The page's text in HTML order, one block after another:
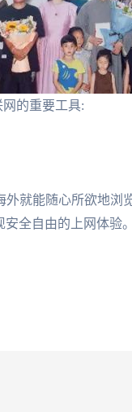
的重要工具:
就能随心所欲地浏
全自由的上网体验。